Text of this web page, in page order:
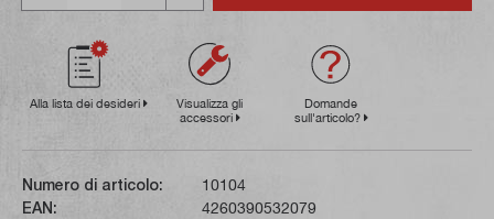
Alla lista dei desideri
Visualizza gli
accessori
Domande
sull'articolo?
Numero di articolo:
10104
EAN:
4260390532079